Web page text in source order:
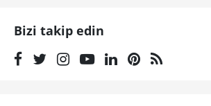
Bizi takip edin